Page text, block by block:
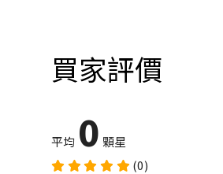
買家評價
平均 0 顆星
(0)